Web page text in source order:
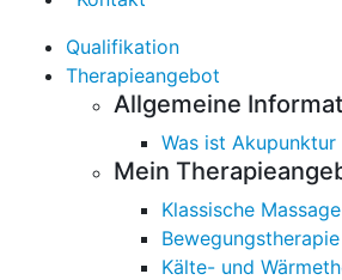
Qualifikation
Therapieangebot
Allgemeine
Was ist Akupunktur
Mein
Klassische Massage
Bewegungstherapie
Kälte- und